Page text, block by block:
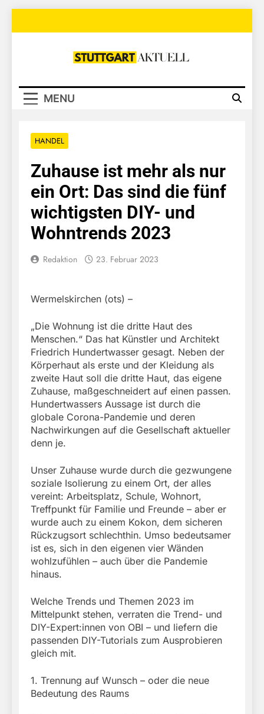
Stuttgart
MENU
HANDEL
Zuhause ist mehr als nur
ein Ort: Das sind die fünf
wichtigsten DIY- und
Wohntrends 2023
Redaktion 23. Februar 2023
Wermelskirchen (ots) –
„Die Wohnung ist die dritte Haut des
Menschen.“ Das hat Künstler und Architekt
Friedrich Hundertwasser gesagt. Neben der
Körperhaut als erste und der Kleidung als
zweite Haut soll die dritte Haut, das eigene
Zuhause, maßgeschneidert auf einen passen.
Hundertwassers Aussage ist durch die
globale Corona-Pandemie und deren
Nachwirkungen auf die Gesellschaft aktueller
denn je.
Unser Zuhause wurde durch die gezwungene
soziale Isolierung zu einem Ort, der alles
vereint: Arbeitsplatz, Schule, Wohnort,
Treffpunkt für Familie und Freunde – aber er
wurde auch zu einem Kokon, dem sicheren
Rückzugsort schlechthin. Umso bedeutsamer
ist es, sich in den eigenen vier Wänden
wohlzufühlen – auch über die Pandemie
hinaus.
Welche Trends und Themen 2023 im
Mittelpunkt stehen, verraten die Trend- und
DIY-Expert:innen von OBI – und liefern die
passenden DIY-Tutorials zum Ausprobieren
gleich mit.
1. Trennung auf Wunsch – oder die neue
Bedeutung des Raums